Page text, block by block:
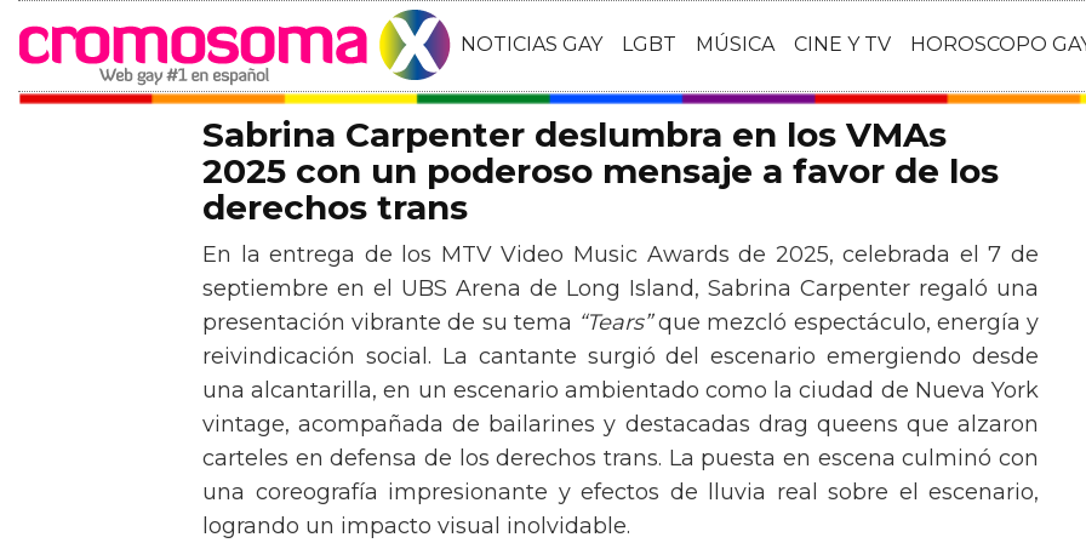
NOTICIAS GAY LGBT MÚSICA CINE Y TV HOROSCOPO
Sabrina Carpenter deslumbra en los VMAs
2025 con un poderoso mensaje a favor de los
derechos trans
En la entrega de los MTV Video Music Awards de 2025, celebrada el 7 de
septiembre en el UBS Arena de Long Island, Sabrina Carpenter regaló una
presentación vibrante de su tema “Tears”que mezcló espectáculo, energía y
reivindicación social. La cantante surgió del escenario emergiendo desde
una alcantarilla, en un escenario ambientado como la ciudad de Nueva York
vintage, acompañada de bailarines y destacadas drag queens que alzaron
carteles en defensa de los derechos trans. La puesta en escena culminó con
una coreografía impresionante y efectos de lluvia real sobre el escenario,
logrando un impacto visual inolvidable.